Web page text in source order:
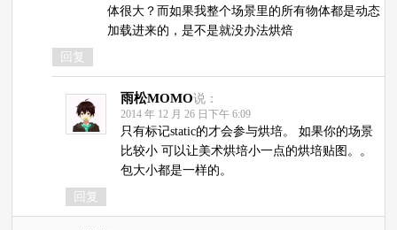
体很大？而如果我整个场景里的所有物体都是动态
加载进来的，是不是就没办法烘焙
回复
雨松MOMO说：
2014 年 12 月 26 日下午 6:09
只有标记static的才会参与烘培。 如果你的场景
比较小 可以让美术烘培小一点的烘培贴图。。
包大小都是一样的。
回复